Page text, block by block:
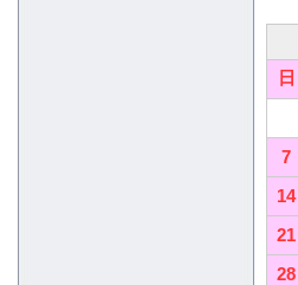
日
7
14
21
28